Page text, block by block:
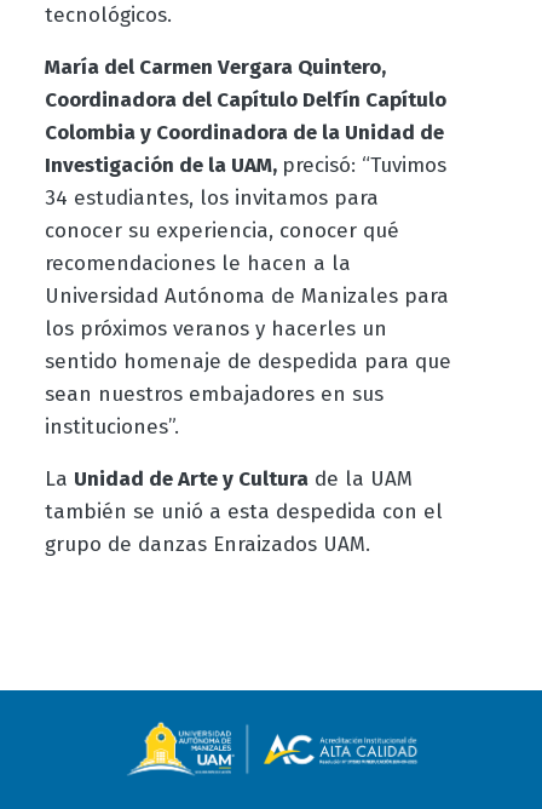
tecnológicos.
María del Carmen Vergara Quintero,
Coordinadora del Capítulo Delfín Capítulo
Colombia y Coordinadora de la Unidad de
Investigación de la UAM, precisó: “Tuvimos
34 estudiantes, los invitamos para
conocer su experiencia, conocer qué
recomendaciones le hacen a la
Universidad Autónoma de Manizales para
los próximos veranos y hacerles un
sentido homenaje de despedida para que
sean nuestros embajadores en sus
instituciones”.
La Unidad de Arte y Culturade la UAM
también se unió a esta despedida con el
grupo de danzas Enraizados UAM.